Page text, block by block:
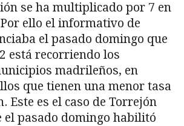
se ha multiplicado por 7 en
ello el informativo de
el pasado domingo que
está recorriendo los
madrileños, en
que tienen una menor tasa
Este es el caso de Torrejón
el pasado domingo habilitó